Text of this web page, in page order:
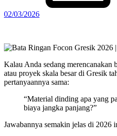
02/03/2026
Kalau Anda sedang merencanakan
atau proyek skala besar di Gresik
pertanyaannya sama:
“Material dinding apa yang
biaya jangka panjang?”
Jawabannya semakin jelas di 2026